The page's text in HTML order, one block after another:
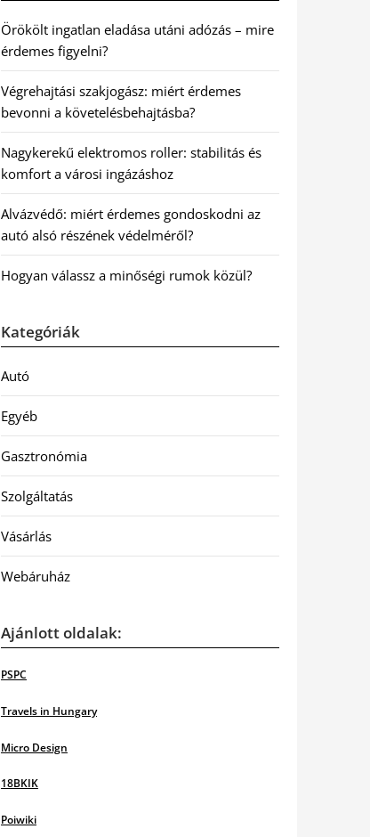
Örökölt ingatlan eladása utáni adózás – mire
érdemes figyelni?
Végrehajtási szakjogász: miért érdemes
bevonni a követelésbehajtásba?
Nagykerekű elektromos roller: stabilitás és
komfort a városi ingázáshoz
Alvázvédő: miért érdemes gondoskodni az
autó alsó részének védelméről?
Hogyan válassz a minőségi rumok közül?
Kategóriák
Autó
Egyéb
Gasztronómia
Szolgáltatás
Vásárlás
Webáruház
Ajánlott oldalak:
PSPC
Travels in Hungary
Micro Design
18BKIK
Poiwiki